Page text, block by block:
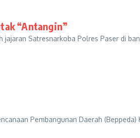
“Antangin”
Satresnarkoba Polres Paser di
Pembangunan Daerah